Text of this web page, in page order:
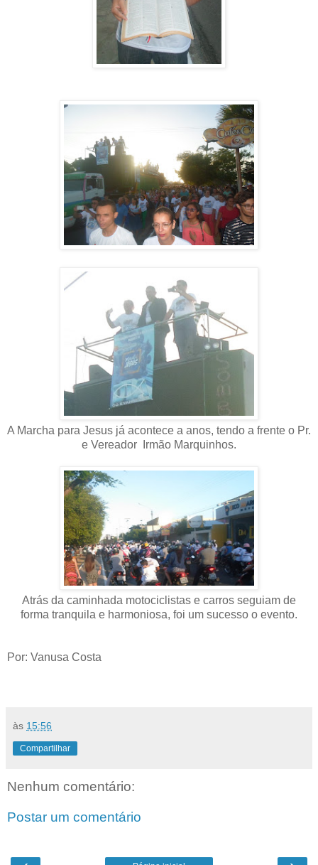
A Marcha para Jesus já acontece a anos, tendo a frente o Pr.
e Vereador Irmão Marquinhos.
Atrás da caminhada motociclistas e carros seguiam de
forma tranquila e harmoniosa, foi um sucesso o evento.
Por: Vanusa Costa
às 15:56
Compartilhar
Nenhum comentário:
Postar um comentário